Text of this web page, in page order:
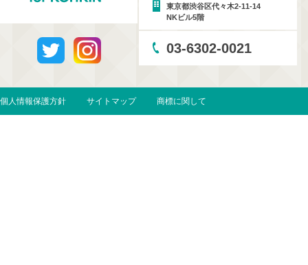
東京都渋谷区代々木2-11-14
NKビル5階
03-6302-0021
個人情報保護方針 サイトマップ 商標に関して